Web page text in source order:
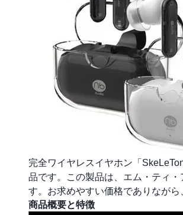
完全ワイヤレスイヤホン「
品です。この製品は、エム・ティ
す。お求めやすい価格でありなが
商品概要と特徴